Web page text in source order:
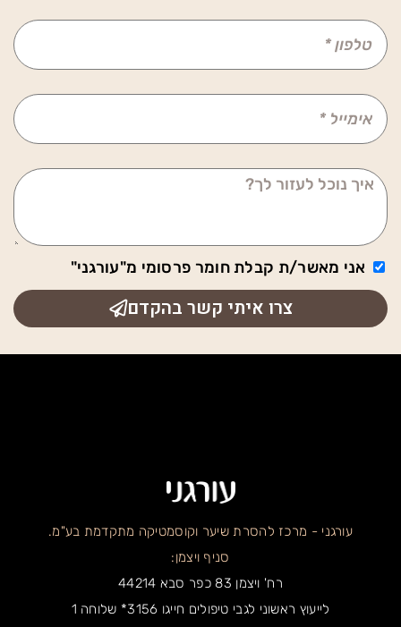
אני מאשר/ת קבלת חומר פרסומי מ"עורגני"
צרו איתי קשר בהקדם
עורגני - מרכז להסרת שיער וקוסמטיקה מתקדמת בע"מ.
סניף ויצמן:
רח' ויצמן 83 כפר סבא 44214
לייעוץ ראשוני לגבי טיפולים חייגו 3156* שלוחה 1